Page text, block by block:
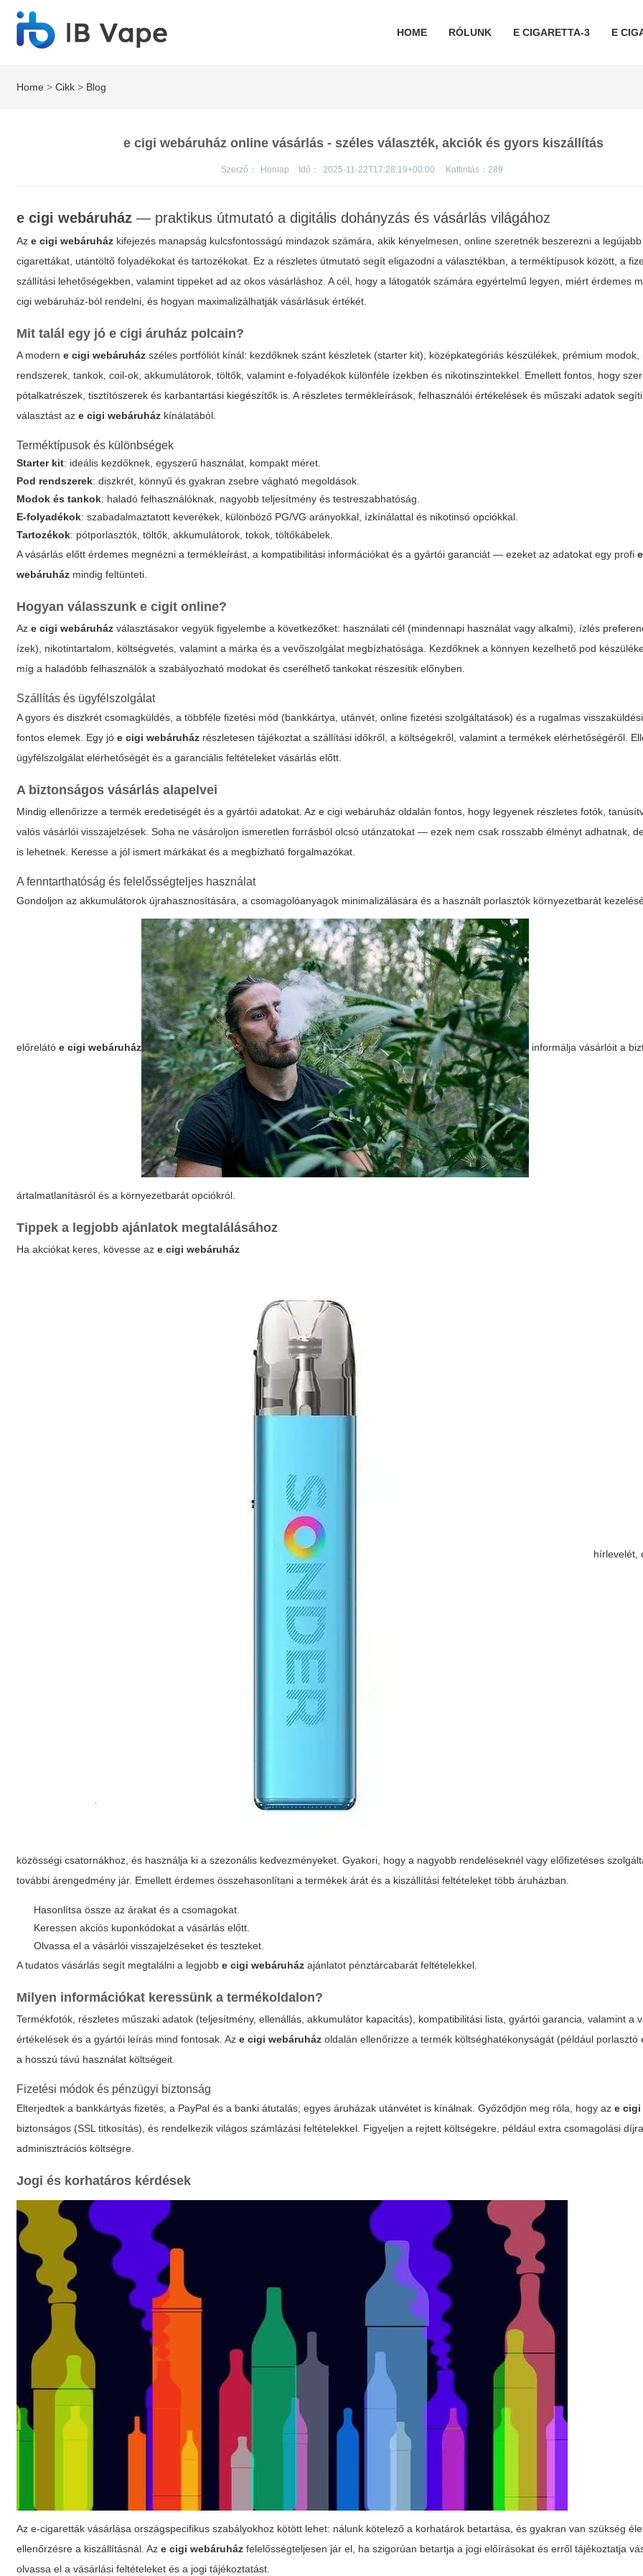
HOME RÓLUNK E CIGARETTA-3 E
Home >Cikk > Blog
e cigi webáruház online vásárlás - széles választék, akciók és gyors kiszállítás
Szerző： Honlap Idő： 2025-11-22T17:28:19+00:00 Kattintás： 289
e cigi webáruház — praktikus útmutató a digitális dohányzás és vásárlás világához
Aze cigi webáruház kifejezés manapság kulcsfontosságú mindazok számára, akik kényelmesen, online szeretnék beszerezni a
cigarettákat, utántöltő folyadékokat és tartozékokat. Ez a részletes útmutató segít eligazodni a választékban, a terméktípusok között, a
szállítási lehetőségekben, valamint tippeket ad az okos vásárláshoz. A cél, hogy a látogatók számára egyértelmű legyen, miért érdemes
cigi webáruház-ból rendelni, és hogyan maximalizálhatják vásárlásuk értékét.
Mit talál egy jó e cigi áruház polcain?
A moderne cigi webáruház széles portfóliót kínál: kezdőknek szánt készletek (starter kit), középkategóriás készülékek, prémium modok,
rendszerek, tankok, coil-ok, akkumulátorok, töltők, valamint e-folyadékok különféle ízekben és nikotinszintekkel. Emellett fontos, hogy
pótalkatrészek, tisztítószerek és karbantartási kiegészítők is. A részletes termékleírások, felhasználói értékelések és műszaki adatok
választást aze cigi webáruház kínálatából.
Terméktípusok és különbségek
Starter kit: ideális kezdőknek, egyszerű használat, kompakt méret.
Pod rendszerek: diszkrét, könnyű és gyakran zsebre vágható megoldások.
Modok és tankok: haladó felhasználóknak, nagyobb teljesítmény és testreszabhatóság.
E-folyadékok: szabadalmaztatott keverékek, különböző PG/VG arányokkal, ízkínálattal és nikotinsó opciókkal.
Tartozékok: pótporlasztók, töltők, akkumulátorok, tokok, töltőkábelek.
A vásárlás előtt érdemes megnézni atermékleírást , a kompatibilitási információkat és a gyártói garanciát — ezeket az adatokat egy profi
webáruház mindig feltünteti.
Hogyan válasszunk e cigit online?
Aze cigi webáruház választásakor vegyük figyelembe a következőket: használati cél (mindennapi használat vagy alkalmi), ízlés
ízek), nikotintartalom, költségvetés, valamint a márka és a vevőszolgálat megbízhatósága. Kezdőknek a könnyen kezelhető pod
míg a haladóbb felhasználók a szabályozható modokat és cserélhető tankokat részesítik előnyben.
Szállítás és ügyfélszolgálat
A gyors és diszkrét csomagküldés, a többféle fizetési mód (bankkártya, utánvét, online fizetési szolgáltatások) és a rugalmas
fontos elemek. Egy jóe cigi webáruház részletesen tájékoztat a szállítási időkről, a költségekről, valamint a termékek elérhetőségéről.
ügyfélszolgálat elérhetőségét és a garanciális feltételeket vásárlás előtt.
A biztonságos vásárlás alapelvei
Mindig ellenőrizze a termék eredetiségét és a gyártói adatokat. Aze cigi webáruház oldalán fontos, hogy legyenek részletes fotók,
valós vásárlói visszajelzések. Soha ne vásároljon ismeretlen forrásból olcsó utánzatokat — ezek nem csak rosszabb élményt adhatnak,
is lehetnek. Keresse a jól ismert márkákat és a megbízható forgalmazókat.
A fenntarthatóság és felelősségteljes használat
Gondoljon az akkumulátorok újrahasznosítására, a csomagolóanyagok minimalizálására és a használt porlasztók környezetbarát
előrelátóe cigi webáruház informálja vásárlóit a
ártalmatlanításról és a környezetbarát opciókról.
Tippek a legjobb ajánlatok megtalálásához
Ha akciókat keres, kövesse aze cigi webáruház
hírlevelét,
közösségi csatornákhoz, és használja ki a szezonális kedvezményeket. Gyakori, hogy a nagyobb rendeléseknél vagy előfizetéses
további árengedmény jár. Emellett érdemes összehasonlítani a termékek árát és a kiszállítási feltételeket több áruházban.
Hasonlítsa össze az árakat és a csomagokat.
Keressen akciós kuponkódokat a vásárlás előtt.
Olvassa el a vásárlói visszajelzéseket és teszteket.
A tudatos vásárlás segít megtalálni a legjobbe cigi webáruház ajánlatot pénztárcabarát feltételekkel.
Milyen információkat keressünk a termékoldalon?
Termékfotók, részletes műszaki adatok (teljesítmény, ellenállás, akkumulátor kapacitás), kompatibilitási lista, gyártói garancia, valamint a
értékelések és a gyártói leírás mind fontosak. Aze cigi webáruház oldalán ellenőrizze a termék költséghatékonyságát (például porlasztó
a hosszú távú használat költségeit.
Fizetési módok és pénzügyi biztonság
Elterjedtek a bankkártyás fizetés, a PayPal és a banki átutalás; egyes áruházak utánvétet is kínálnak. Győződjön meg róla, hogy aze cigi
biztonságos (SSL titkosítás), és rendelkezik világos számlázási feltételekkel. Figyeljen a rejtett költségekre, például extra csomagolási
adminisztrációs költségre.
Jogi és korhatáros kérdések
Az e-cigaretták vásárlása országspecifikus szabályokhoz kötött lehet: nálunk kötelező a korhatárok betartása, és gyakran van szükség
ellenőrzésre a kiszállításnál. Aze cigi webáruház felelősségteljesen jár el, ha szigorúan betartja a jogi előírásokat és erről tájékoztatja
olvassa el a vásárlási feltételeket és a jogi tájékoztatást.